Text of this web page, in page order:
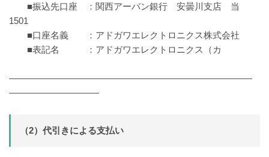
■振込先口座 ：関西アーバン銀行 安曇川支店 当
1501
■口座名義 ：アドガワエレクトロニクス株式会社
■表記名 ：アドガワエレクトロニクス（カ
―――――――――――――――――――――――――――
――――――――――
（2）代引きによる支払い